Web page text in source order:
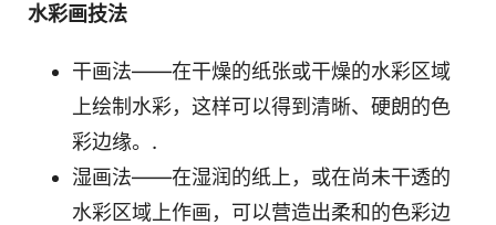
水彩画技法
干画法——在干燥的纸张或干燥的水彩区域
上绘制水彩，这样可以得到清晰、硬朗的色
彩边缘。.
湿画法——在湿润的纸上，或在尚未干透的
水彩区域上作画，可以营造出柔和的色彩边